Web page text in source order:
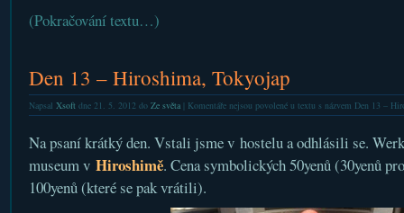
(Pokračování textu…)
Den 13 – Hiroshima, Tokyojap
Napsal Xsoftdne 21. 5. 2012 do Ze světa| Komentáře nejsou povolenéu textu s názvem Den 13 –
Na psaní krátký den. Vstali jsme v hostelu a odhlásili se.
museum v Hiroshimě. Cena symbolických 50yenů (30yenů
100yenů (které se pak vrátili).